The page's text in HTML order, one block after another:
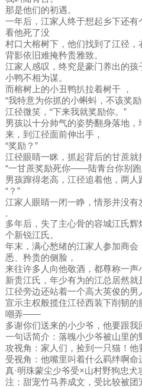
那是他们的初遇。
一年后，江家人终于想起乡下还
看他死了没
村口大榕树下，他们找到了江径
背影依旧难掩矜贵雅致。
江家人感叹，终究是豪门养出的
小鸭不相为谋。
而榕树上的小丑鸭扒拉着树干 ，
“我特意为你抓的小蝌蚪，不该奖
江径微笑，“下来我就奖励你。”
男孩以十分帅气的姿势翻身落地
来，到江径面前伸出手，
“奖励？”
江径眼睛一眯，抓起背后的甘蔗就
“一甘蔗奖励死你——陆青台你别跑
男孩蹿得老高，江径追着他，两人
“？”
江家人眼睛一闭一睁，情形并没有
.
多年后，失了主心骨的容城江氏
个新锐江氏。
年末，满心愁绪的江家人参加商
悉、矜贵的侧脸，
来往许多人向他敬酒，都尊称一声
新贵江氏，年少有为的江总居然就
江径旁边还站着一个高大英俊的
宣示主权般揽住江径西装下削韧
嘲弄——
多谢你们送来的小少爷，他要跟我
一句话简介：落魄小少爷被山里的
攻视角：家人们，捡到一只猫！他
受视角：他嘴里叫着什么羁绊啊
真·明珠蒙尘少爷受×山村野狗忠犬
注：甜宠竹马养成文，受比较被